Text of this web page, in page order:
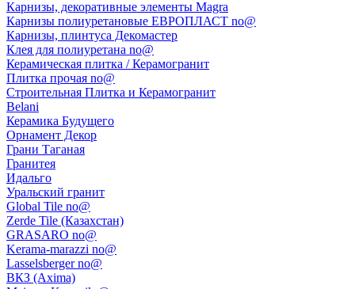
Карнизы, декоративные элементы Magra
Карнизы полиуретановые ЕВРОПЛАСТ no@
Карнизы, плинтуса Декомастер
Клея для полиуретана no@
Керамическая плитка / Керамогранит
Плитка прочая no@
Строительная Плитка и Керамогранит
Belani
Керамика Будущего
Орнамент Декор
Грани Таганая
Гранитея
Идальго
Уральский гранит
Global Tile no@
Zerde Tile (Казахстан)
GRASARO no@
Kerama-marazzi no@
Lasselsberger no@
ВКЗ (Axima)